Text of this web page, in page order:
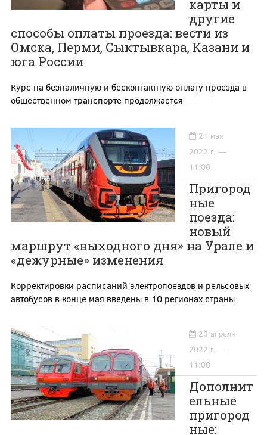
карты и
другие
способы оплаты проезда: вести из
Омска, Перми, Сыктывкара, Казани и
юга России
Курс на безналичную и бесконтактную оплату проезда в
общественном транспорте продолжается
21 мая
2022 г. —
11:00
Пригород
ные
поезда:
новый
маршрут «выходного дня» на Урале и
«дежурные» изменения
Корректировки расписаний электропоездов и рельсовых
автобусов в конце мая введены в 10 регионах страны
23 апреля
2022 г. —
11:00
Дополнит
ельные
пригород
ные: